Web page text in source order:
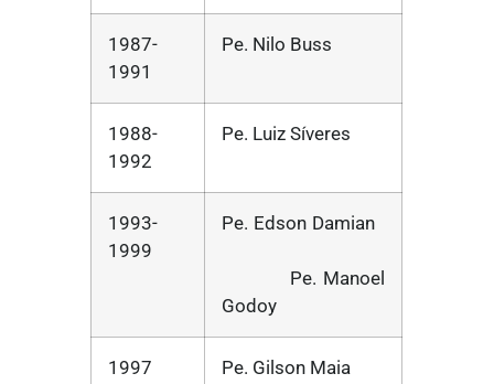
1987-
1991
Pe. Nilo Buss
1988-
1992
Pe. Luiz Síveres
1993-
1999
Pe. Edson Damian
Pe. Manoel
Godoy
1997 Pe. Gilson Maia